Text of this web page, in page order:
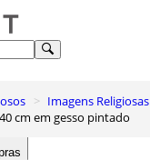
Imagens Religiosas
40 cm em gesso pintado